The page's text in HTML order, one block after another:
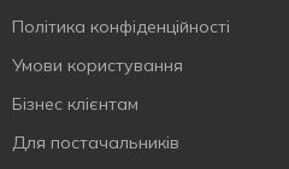
Політика конфіденційності
Умови користування
Бізнес клієнтам
Для постачальників